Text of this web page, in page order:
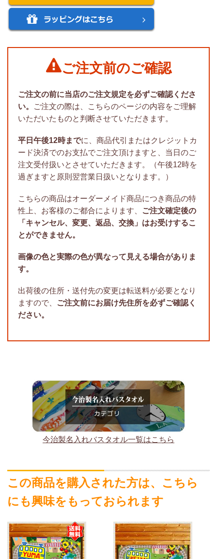
ご注文前のご確認
ご注文の前に当店のご注文規定を必ずご確認くださ
い。
ご注文の際は、こちらのページの内容をご理解
いただいたものと判断させていただきます。
平日午後12時までに、商品代引またはクレジットカ
ード決済でのお支払でご注文頂けますと、当日のご
注文受付扱いとさせていただきます。（午後12時を
過ぎますと原則翌営業日扱いとなります。）
こちらの商品はオーダーメイド商品につき商品の特
性上、お客様のご都合によります、
ご注文確定後の
「キャンセル、変更、返品、交換」はお受けするこ
とができません。
画像の色と実際の色が異なって見える場合がありま
す。
出荷後の住所・送付先の変更は転送料が必要となり
ますので、
ご注文前にお届け先住所を必ずご確認く
ださい。
今治製名入れバスタオル一覧はこちら
この商品を購入された方は、こちら
にも興味をもっておられます